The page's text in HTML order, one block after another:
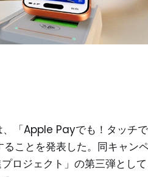
「Apple Payでも！タッチ
ることを発表した。同キャン
ロジェクト」の第三弾とし